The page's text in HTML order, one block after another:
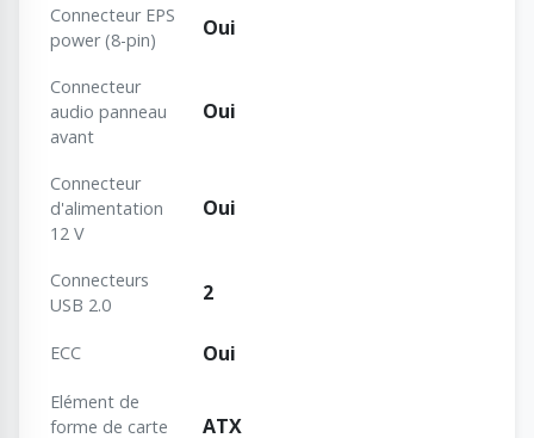
Connecteur EPS
power (8-pin)
Oui
Connecteur
audio panneau
avant
Oui
Connecteur
d'alimentation
12 V
Oui
Connecteurs
USB 2.0
2
ECC Oui
Elément de
forme de carte
ATX